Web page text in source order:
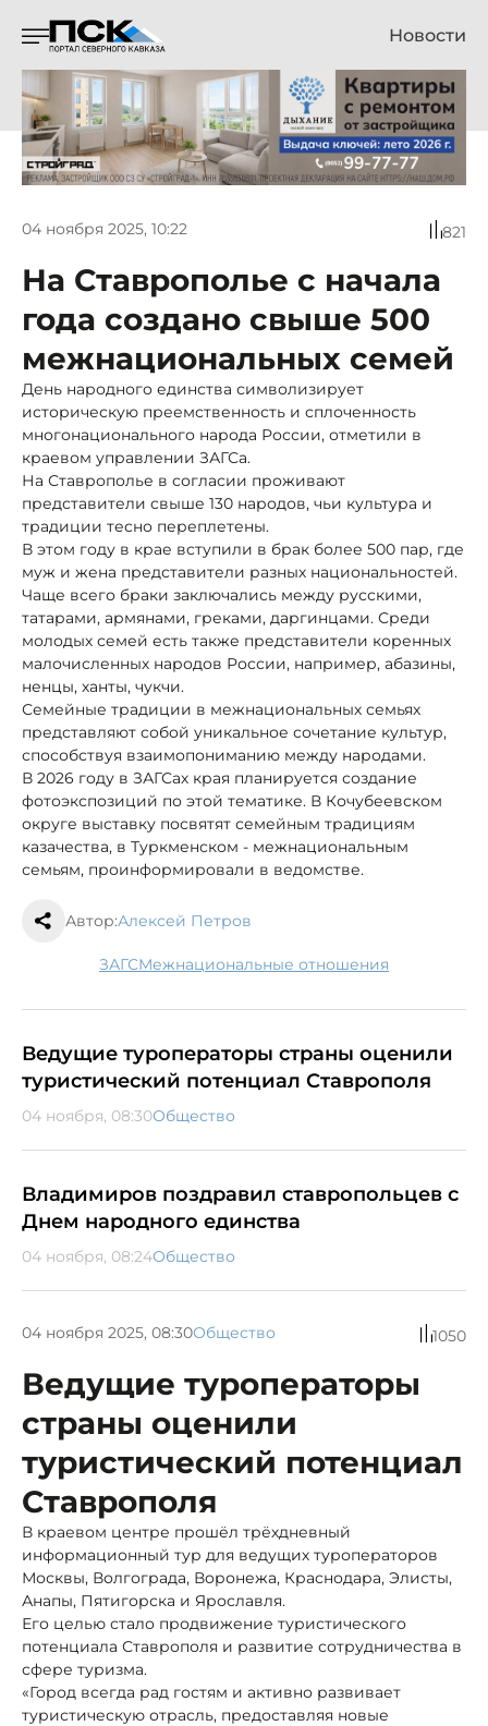
Новости
04 ноября 2025, 10:22 821
На Ставрополье с начала
года создано свыше 500
межнациональных семей
День народного единства символизирует
историческую преемственность и сплоченность
многонационального народа России, отметили в
краевом управлении ЗАГСа.
На Ставрополье в согласии проживают
представители свыше 130 народов, чьи культура и
традиции тесно переплетены.
В этом году в крае вступили в брак более 500 пар, где
муж и жена представители разных национальностей.
Чаще всего браки заключались между русскими,
татарами, армянами, греками, даргинцами. Среди
молодых семей есть также представители коренных
малочисленных народов России, например, абазины,
ненцы, ханты, чукчи.
Семейные традиции в межнациональных семьях
представляют собой уникальное сочетание культур,
способствуя взаимопониманию между народами.
В 2026 году в ЗАГСах края планируется создание
фотоэкспозиций по этой тематике. В Кочубеевском
округе выставку посвятят семейным традициям
казачества, в Туркменском - межнациональным
семьям, проинформировали в ведомстве.
Автор:Алексей Петров
ЗАГС межнациональные отношения
Ведущие туроператоры страны оценили
туристический потенциал Ставрополя
04 ноября, 08:30Общество
Владимиров поздравил ставропольцев с
Днем народного единства
04 ноября, 08:24Общество
04 ноября 2025, 08:30Общество 1050
Ведущие туроператоры
страны оценили
туристический потенциал
Ставрополя
В краевом центре прошёл трёхдневный
информационный тур для ведущих туроператоров
Москвы, Волгограда, Воронежа, Краснодара, Элисты,
Анапы, Пятигорска и Ярославля.
Его целью стало продвижение туристического
потенциала Ставрополя и развитие сотрудничества в
сфере туризма.
«Город всегда рад гостям и активно развивает
туристическую отрасль, предоставляя новые